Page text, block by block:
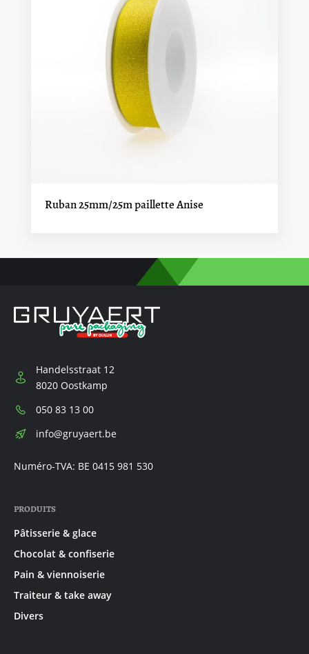
Ruban 25mm/25m paillette Anise
Handelsstraat 12
8020 Oostkamp
Téléphone:
050 83 13 00
E-
info@gruyaert.be
Numéro-TVA: BE 0415 981 530
PRODUITS
Pâtisserie & glace
Chocolat & confiserie
Pain & viennoiserie
Traiteur & take away
Divers